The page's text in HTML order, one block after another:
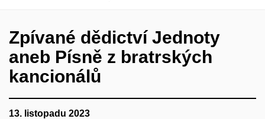
Zpívané dědictví Jednoty
aneb Písně z bratrských
kancionálů
13. listopadu 2023